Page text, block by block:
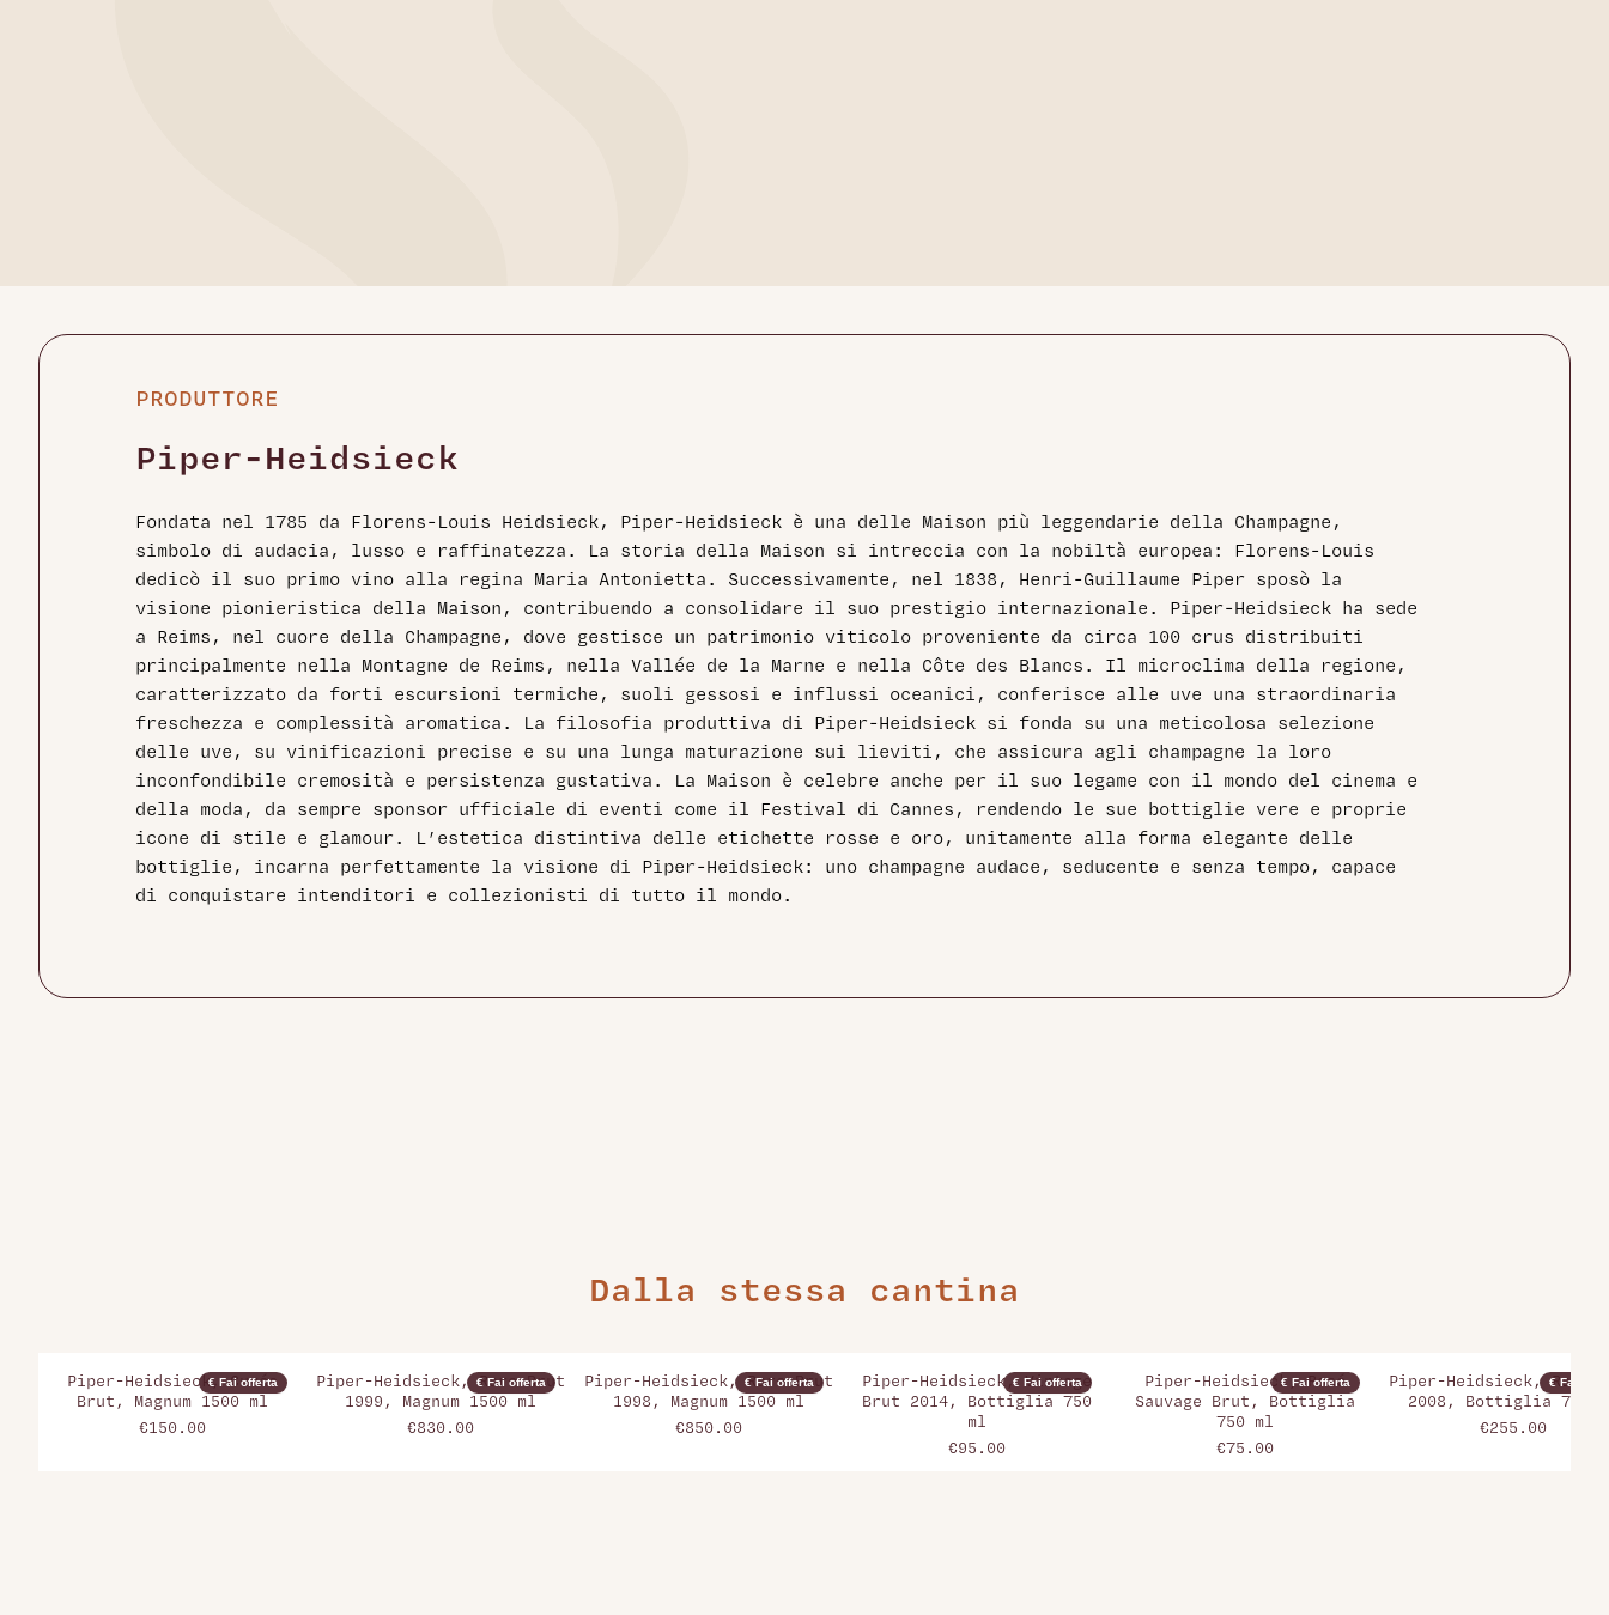
PRODUTTORE
Piper-Heidsieck
Fondata nel 1785 da Florens-Louis Heidsieck, Piper-Heidsieck è una delle Maison più leggendarie della Champagne,
simbolo di audacia, lusso e raffinatezza. La storia della Maison si intreccia con la nobiltà europea: Florens-Louis
dedicò il suo primo vino alla regina Maria Antonietta. Successivamente, nel 1838, Henri-Guillaume Piper sposò la
visione pionieristica della Maison, contribuendo a consolidare il suo prestigio internazionale. Piper-Heidsieck ha sede
a Reims, nel cuore della Champagne, dove gestisce un patrimonio viticolo proveniente da circa 100 crus distribuiti
principalmente nella Montagne de Reims, nella Vallée de la Marne e nella Côte des Blancs. Il microclima della regione,
caratterizzato da forti escursioni termiche, suoli gessosi e influssi oceanici, conferisce alle uve una straordinaria
freschezza e complessità aromatica. La filosofia produttiva di Piper-Heidsieck si fonda su una meticolosa selezione
delle uve, su vinificazioni precise e su una lunga maturazione sui lieviti, che assicura agli champagne la loro
inconfondibile cremosità e persistenza gustativa. La Maison è celebre anche per il suo legame con il mondo del cinema e
della moda, da sempre sponsor ufficiale di eventi come il Festival di Cannes, rendendo le sue bottiglie vere e proprie
icone di stile e glamour. L’estetica distintiva delle etichette rosse e oro, unitamente alla forma elegante delle
bottiglie, incarna perfettamente la visione di Piper-Heidsieck: uno champagne audace, seducente e senza tempo, capace
di conquistare intenditori e collezionisti di tutto il mondo.
Dalla stessa cantina
€ Fai offerta
Piper-Heidsieck, Cuvée
Brut, Magnum 1500 ml
€150.00
€ Fai offerta
Piper-Heidsieck, Rare Brut
1999, Magnum 1500 ml
€830.00
€ Fai offerta
Piper-Heidsieck, Rare Brut
1998, Magnum 1500 ml
€850.00
€ Fai offerta
Piper-Heidsieck, Vintage
Brut 2014, Bottiglia 750
ml
€95.00
€ Fai offerta
Piper-Heidsieck, Rosé
Sauvage Brut, Bottiglia
750 ml
€75.00
€ Fai
Piper-Heidsieck, Rare
2008, Bottiglia 750
€255.00